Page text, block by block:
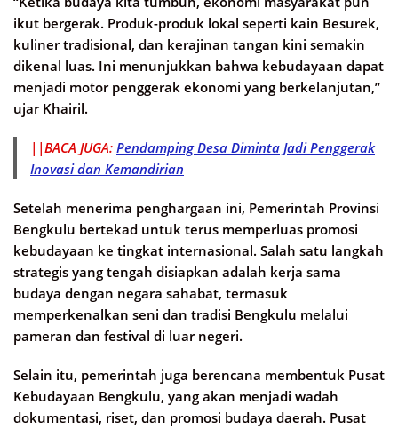
ikut bergerak. Produk-produk lokal seperti kain Besurek,
kuliner tradisional, dan kerajinan tangan kini semakin
dikenal luas. Ini menunjukkan bahwa kebudayaan dapat
menjadi motor penggerak ekonomi yang berkelanjutan,”
ujar Khairil.
||BACA JUGA: Pendamping Desa Diminta Jadi Penggerak
Inovasi dan Kemandirian
Setelah menerima penghargaan ini, Pemerintah Provinsi
Bengkulu bertekad untuk terus memperluas promosi
kebudayaan ke tingkat internasional. Salah satu langkah
strategis yang tengah disiapkan adalah kerja sama
budaya dengan negara sahabat, termasuk
memperkenalkan seni dan tradisi Bengkulu melalui
pameran dan festival di luar negeri.
Selain itu, pemerintah juga berencana membentuk Pusat
Kebudayaan Bengkulu, yang akan menjadi wadah
dokumentasi, riset, dan promosi budaya daerah. Pusat